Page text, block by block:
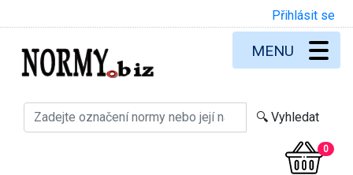
Přihlásit se
0
MENU